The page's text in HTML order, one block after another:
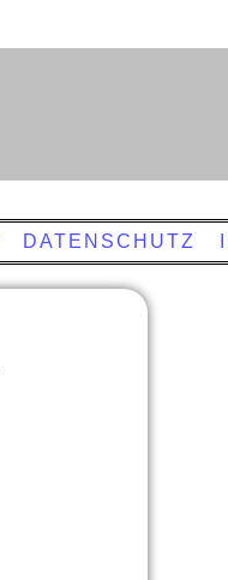
DATENSCHUTZ